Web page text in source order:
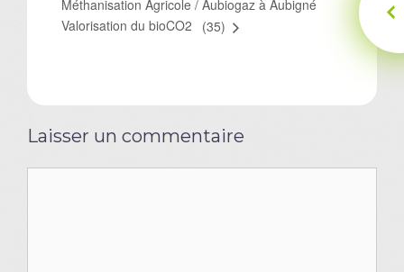
Méthanisation Agricole /
Valorisation du bioCO2
Aubiogaz à Aubigné
(35)
Laisser un commentaire